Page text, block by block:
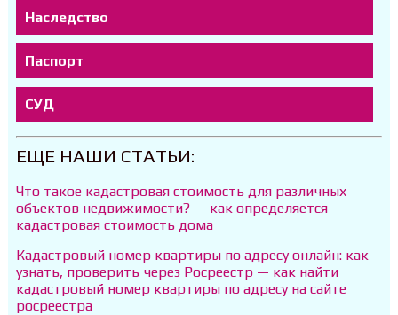
Наследство
Паспорт
СУД
ЕЩЕ НАШИ СТАТЬИ:
Что такое кадастровая стоимость для различных
объектов недвижимости? — как определяется
кадастровая стоимость дома
Кадастровый номер квартиры по адресу онлайн: как
узнать, проверить через Росреестр — как найти
кадастровый номер квартиры по адресу на сайте
росреестра